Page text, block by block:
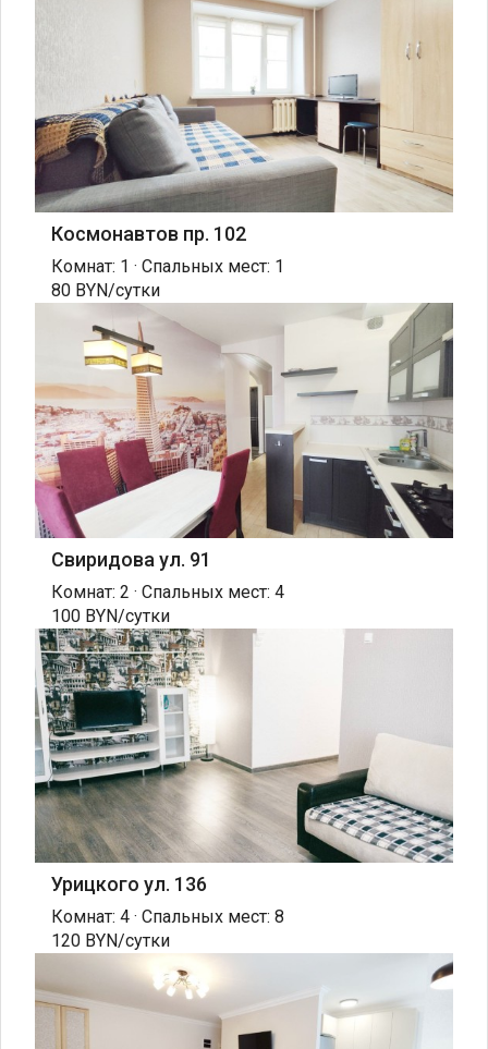
Космонавтов пр. 102
Комнат: 1 · Спальных мест: 1
80 BYN/сутки
Свиридова ул. 91
Комнат: 2 · Спальных мест: 4
100 BYN/сутки
Урицкого ул. 136
Комнат: 4 · Спальных мест: 8
120 BYN/сутки